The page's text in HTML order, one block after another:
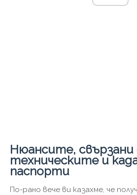
Нюансите, свързани
техническите и
паспорти
По-рано вече ви казахме, че